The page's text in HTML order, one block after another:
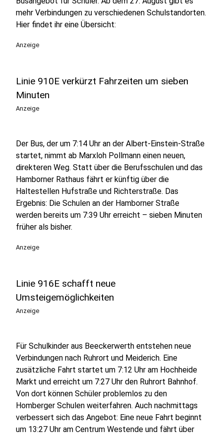
mehr Verbindungen zu verschiedenen Schulstandorten.
Hier findet ihr eine Übersicht:
Anzeige
Linie 910E verkürzt Fahrzeiten um sieben
Minuten
Anzeige
Der Bus, der um 7:14 Uhr an der Albert-Einstein-Straße
startet, nimmt ab Marxloh Pollmann einen neuen,
direkteren Weg. Statt über die Berufsschulen und das
Hamborner Rathaus fährt er künftig über die
Haltestellen Hufstraße und Richterstraße. Das
Ergebnis: Die Schulen an der Hamborner Straße
werden bereits um 7:39 Uhr erreicht – sieben Minuten
früher als bisher.
Anzeige
Linie 916E schafft neue
Umsteigemöglichkeiten
Anzeige
Für Schulkinder aus Beeckerwerth entstehen neue
Verbindungen nach Ruhrort und Meiderich. Eine
zusätzliche Fahrt startet um 7:12 Uhr am Hochheide
Markt und erreicht um 7:27 Uhr den Ruhrort Bahnhof.
Von dort können Schüler problemlos zu den
Homberger Schulen weiterfahren. Auch nachmittags
verbessert sich das Angebot: Eine neue Fahrt beginnt
um 13:27 Uhr am Centrum Westende und fährt über